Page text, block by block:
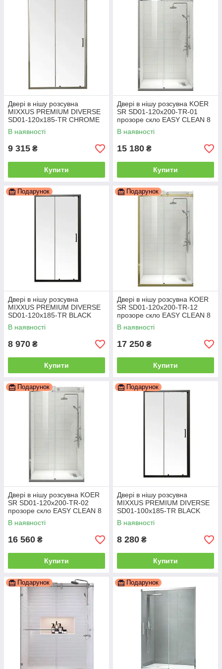
Двері в нішу розсувна
MIXXUS PREMIUM DIVERSE
SD01-120x185-TR CHROME
прозоре скло 5 мм (MI6873)
В наявності
9 315 ₴
Купити
Двері в нішу розсувна KOER
SR SD01-120x200-TR-01
прозоре скло EASY CLEAN 8
мм хром (KR5376)
В наявності
15 180 ₴
Купити
Подарунок
Двері в нішу розсувна
MIXXUS PREMIUM DIVERSE
SD01-120x185-TR BLACK
прозоре скло 5 мм (MI6877)
В наявності
8 970 ₴
Купити
Подарунок
Двері в нішу розсувна KOER
SR SD01-120x200-TR-12
прозоре скло EASY CLEAN 8
мм матове золото (KR5377)
В наявності
17 250 ₴
Купити
Подарунок
Двері в нішу розсувна KOER
SR SD01-120x200-TR-02
прозоре скло EASY CLEAN 8
мм SS COLOR (KR5379)
В наявності
16 560 ₴
Купити
Подарунок
Двері в нішу розсувна
MIXXUS PREMIUM DIVERSE
SD01-100x185-TR BLACK
прозоре скло 5 мм (MI6876)
В наявності
8 280 ₴
Купити
Подарунок Подарунок